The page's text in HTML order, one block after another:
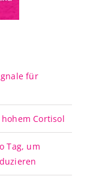
für
Cortisol
Tag, um